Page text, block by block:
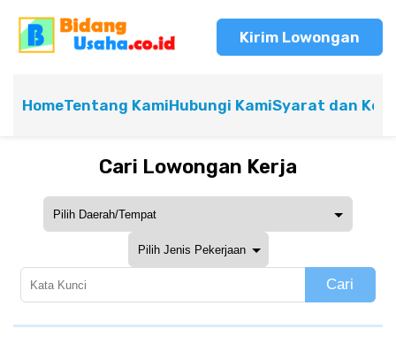
Kirim Lowongan
HomeTentang KamiHubungi KamiSyarat dan
Cari Lowongan Kerja
Cari